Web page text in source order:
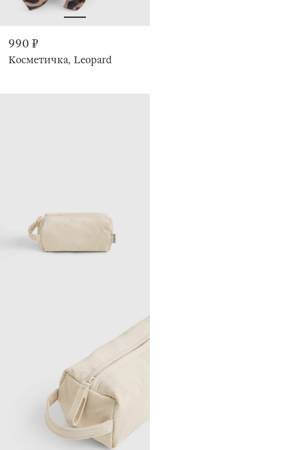
990 ₽
Косметичка, Leopard